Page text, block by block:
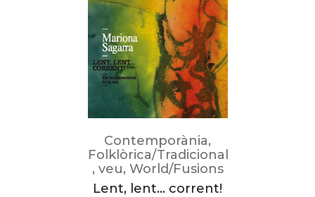
Contemporània,
Folklòrica/Tradicional
, veu, World/Fusions
Lent, lent… corrent!